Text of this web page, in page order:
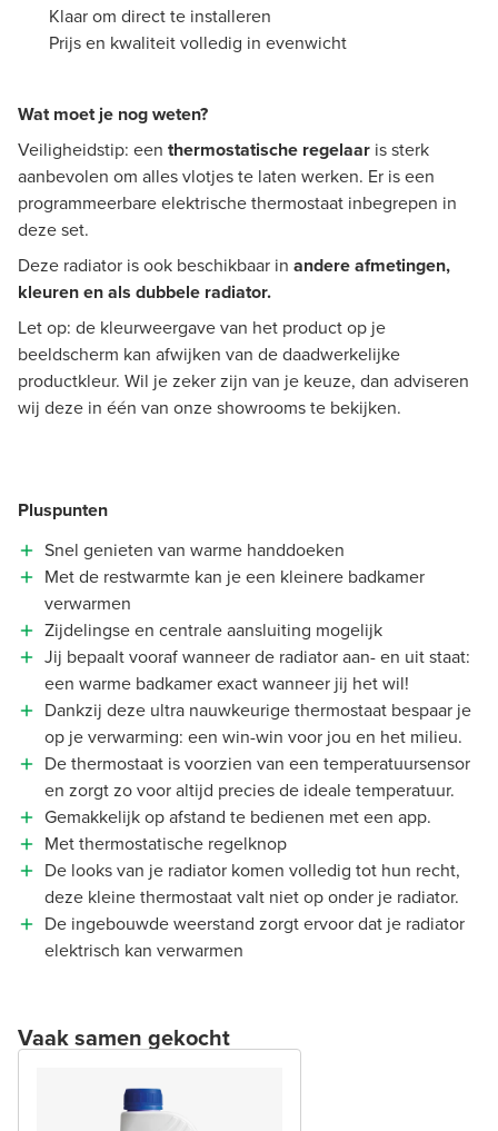
Klaar om direct te installeren
Prijs en kwaliteit volledig in evenwicht
Wat moet je nog weten?
Veiligheidstip: een thermostatische regelaar is sterk
aanbevolen om alles vlotjes te laten werken. Er is een
programmeerbare elektrische thermostaat inbegrepen in
deze set.
Deze radiator is ook beschikbaar in andere afmetingen,
kleuren en als dubbele radiator.
Let op: de kleurweergave van het product op je
beeldscherm kan afwijken van de daadwerkelijke
productkleur. Wil je zeker zijn van je keuze, dan adviseren
wij deze in één van onze showrooms te bekijken.
Pluspunten
Snel genieten van warme handdoeken
Met de restwarmte kan je een kleinere badkamer
verwarmen
Zijdelingse en centrale aansluiting mogelijk
Jij bepaalt vooraf wanneer de radiator aan- en uit staat:
een warme badkamer exact wanneer jij het wil!
Dankzij deze ultra nauwkeurige thermostaat bespaar je
op je verwarming: een win-win voor jou en het milieu.
De thermostaat is voorzien van een temperatuursensor
en zorgt zo voor altijd precies de ideale temperatuur.
Gemakkelijk op afstand te bedienen met een app.
Met thermostatische regelknop
De looks van je radiator komen volledig tot hun recht,
deze kleine thermostaat valt niet op onder je radiator.
De ingebouwde weerstand zorgt ervoor dat je radiator
elektrisch kan verwarmen
Vaak samen gekocht